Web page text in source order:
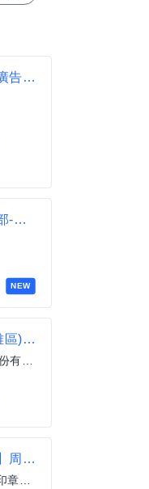
知名保險公司年度形象廣告 動態演員
NEW
【展店擴編】工程設計部-工程估算人員
高雄-(左營、前金、苓雅區)社區經理-53000-58000元/週休二日、國定假日排休-李處長
麗池企業集團_聯安保全股份有限公司
蝦皮小幫手【傳家桃園】周休二日排休,薪資和福利優於行情,同仁分紅,年終,團體績效,激勵獎金,三節獎金,無經驗可
兩儀數位工程坊(傳家手工印章、東方翡翠寶石)